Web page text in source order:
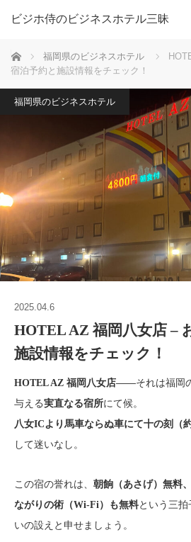
ビジホ侍のビジネスホテル三昧
ホーム 福岡県のビジネスホテル
宿泊予約と施設情報をチェック！
福岡県のビジネスホテル
2025.04.6
HOTEL AZ 福岡八女店 –
施設情報をチェック！
HOTEL AZ 福岡八女店――それは福岡
与える実直なる宿所にて候。
八女ICより馬車ならぬ車にて十の刻（約
して迷いなし。
この宿の誉れは、 朝餉（あさげ）無料
ながりの術（Wi-Fi）も無料という三
いの設えと申せましょう。